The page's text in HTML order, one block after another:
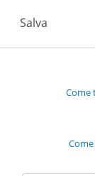
Salva
Come